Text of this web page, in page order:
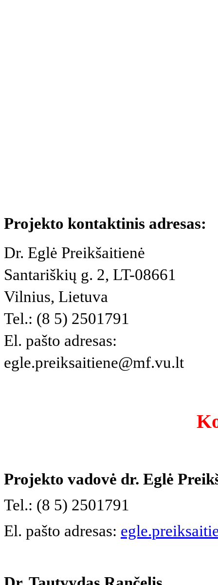
Projekto kontaktinis adresas:
Dr. Eglė Preikšaitienė
Santariškių g. 2, LT-08661
Vilnius, Lietuva
Tel.: (8 5) 2501791
El. pašto adresas:
egle.preiksaitiene@mf.vu.lt
Projekto vadovė dr. Eglė
Tel.: (8 5) 2501791
El. pašto adresas: